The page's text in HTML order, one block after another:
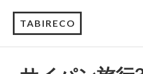
TABIRECO